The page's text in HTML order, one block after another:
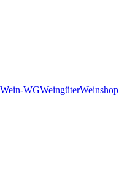
Wein-WGWeingüterWeinshop